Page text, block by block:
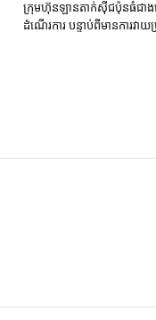
ក្រុមហ៊ុនឡានតាក់ស៊ីជប៉ុនធំជាងគ
ដំណើរការ បន្ទាប់ពីមានការវា